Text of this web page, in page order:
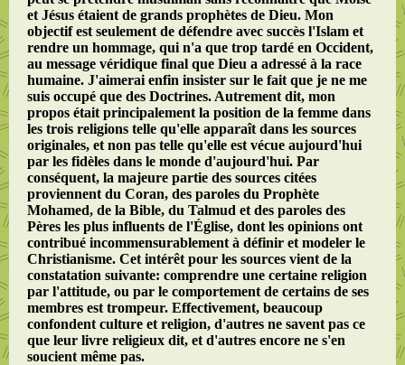
et Jésus étaient de grands prophètes de Dieu. Mon
objectif est seulement de défendre avec succès l'Islam et
rendre un hommage, qui n'a que trop tardé en Occident,
au message véridique final que Dieu a adressé à la race
humaine. J'aimerai enfin insister sur le fait que je ne me
suis occupé que des Doctrines. Autrement dit, mon
propos était principalement la position de la femme dans
les trois religions telle qu'elle apparaît dans les sources
originales, et non pas telle qu'elle est vécue aujourd'hui
par les fidèles dans le monde d'aujourd'hui. Par
conséquent, la majeure partie des sources citées
proviennent du Coran, des paroles du Prophète
Mohamed, de la Bible, du Talmud et des paroles des
Pères les plus influents de l'Église, dont les opinions ont
contribué incommensurablement à définir et modeler le
Christianisme. Cet intérêt pour les sources vient de la
constatation suivante: comprendre une certaine religion
par l'attitude, ou par le comportement de certains de ses
membres est trompeur. Effectivement, beaucoup
confondent culture et religion, d'autres ne savent pas ce
que leur livre religieux dit, et d'autres encore ne s'en
soucient même pas.